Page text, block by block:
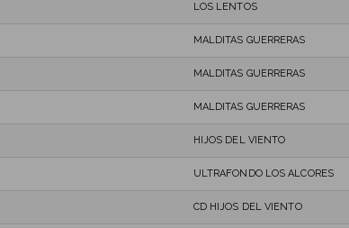
LOS LENTOS
MALDITAS GUERRERAS
MALDITAS GUERRERAS
MALDITAS GUERRERAS
HIJOS DEL VIENTO
ULTRAFONDO LOS ALCORES
CD HIJOS DEL VIENTO